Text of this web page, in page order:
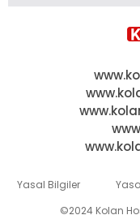
Yasal Bilgiler
©2024 Kolan